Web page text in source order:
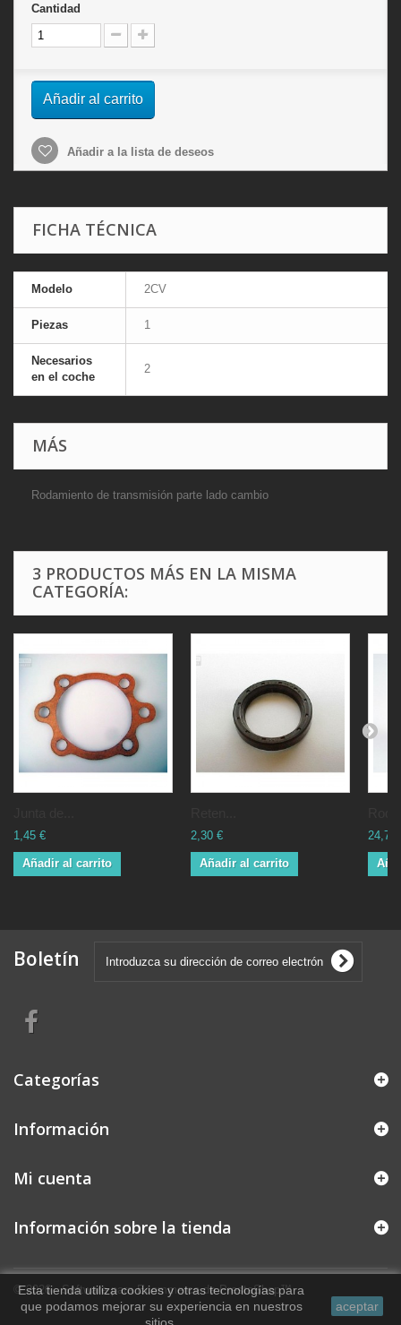
Cantidad
Añadir al carrito
Añadir a la lista de deseos
FICHA TÉCNICA
Modelo 2CV
Piezas 1
Necesarios
en el coche
2
MÁS
Rodamiento de transmisión parte lado cambio
3 PRODUCTOS MÁS EN LA MISMA
CATEGORÍA:
1,45 €
Añadir al carrito
2,30 €
Añadir al carrito
24,72
Boletín
Categorías
Información
© 2026 - Software para Ecommerce de PrestaShop™
Mi cuenta
Información sobre la tienda
Esta tienda utiliza cookies y otras tecnologías para
que podamos mejorar su experiencia en nuestros
aceptar